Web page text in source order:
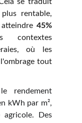
rentable,
45%
contextes
où les
tout
rendement
kWh par m²,
Des